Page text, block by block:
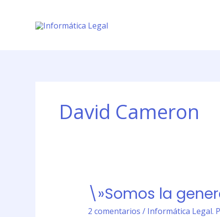
contenido
David Cameron
\»Somos la
2 comentarios / Informática Legal.
\»Somos